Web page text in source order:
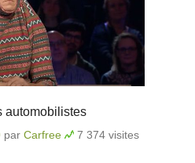
automobilistes
par Carfree
7 374 visites